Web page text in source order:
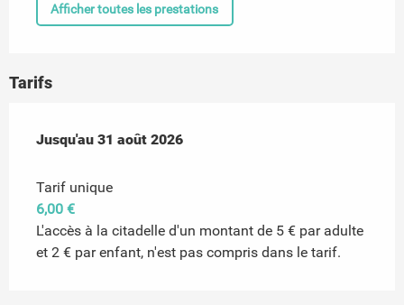
Afficher toutes les prestations
Tarifs
Du29 juin 2026au31 août 2026
Jusqu'au 31 août 2026
Tarif unique
6,00 €
L'accès à la citadelle d'un montant de 5 € par adulte
et 2 € par enfant, n'est pas compris dans le tarif.